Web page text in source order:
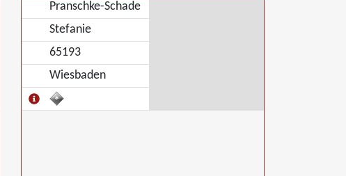
Pranschke-Schade
Stefanie
65193
Wiesbaden